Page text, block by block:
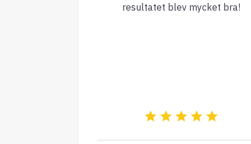
resultatet blev mycket bra!